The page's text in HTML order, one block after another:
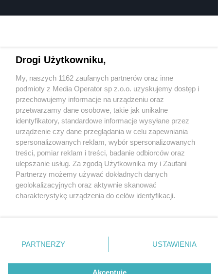
3 / 0
Wydawca mediów lokalnych
Nie zapomnij
zapoznać się z:
polityką prywatności regulamin korzystania z portali
Twojemiasto
Piekary Śląskie
Chorzów
Tarnowskie Góry
Gliwice
Skontakuj sięz nami
Kontakt
Wydawca
Redakcja
Drogi Użytkowniku,
My, naszych 1162 zaufanych partnerów oraz inne
podmioty z Media Operator sp z.o.o. uzyskujemy dostęp i
przechowujemy informacje na urządzeniu oraz
przetwarzamy dane osobowe, takie jak unikalne
identyfikatory, standardowe informacje wysyłane przez
urządzenie czy dane przeglądania w celu zapewniania
spersonalizowanych reklam, wybór spersonalizowanych
treści, pomiar reklam i treści, badanie odbiorców oraz
ulepszanie usług. Za zgodą Użytkownika my i Zaufani
Partnerzy możemy używać dokładnych danych
geolokalizacyjnych oraz aktywnie skanować
charakterystykę urządzenia do celów identyfikacji.
zmienić/wycofać klikając przycisk ustawień prywatności
znajdujący się w lewym dolnym rogu strony
rodzaje przetwarzania danych nie wymagają zgody
użytkownika, ale masz prawo sprzeciwić się takiemu
PARTNERZY USTAWIENIA
Akceptuję